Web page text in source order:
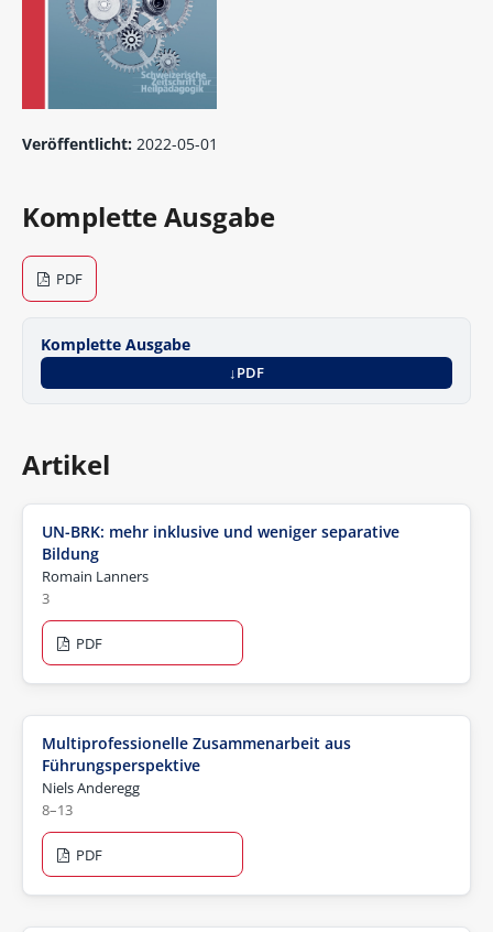
Veröffentlicht: 2022-05-01
Komplette Ausgabe
PDF
Komplette Ausgabe
PDF
Artikel
UN-BRK: mehr inklusive und weniger separative
Bildung
Romain Lanners
3
PDF
Multiprofessionelle Zusammenarbeit aus
Führungsperspektive
Niels Anderegg
8–13
PDF